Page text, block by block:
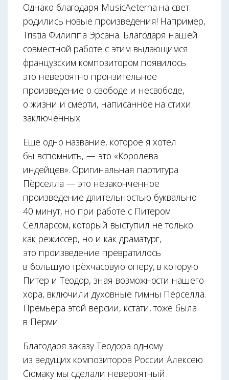
Однако благодаря MusicAeterna на свет
родились новые произведения! Например,
Tristia Филиппа Эрсана. Благодаря нашей
совместной работе с этим выдающимся
французским композитором появилось
это невероятно пронзительное
произведение о свободе и несвободе,
о жизни и смерти, написанное на стихи
заключённых.
Ещё одно название, которое я хотел
бы вспомнить, — это «Королева
индейцев». Оригинальная партитура
Пёрселла — это незаконченное
произведение длительностью буквально
40 минут, но при работе с Питером
Селларсом, который выступил не только
как режиссёр, но и как драматург,
это произведение превратилось
в большую трёхчасовую оперу, в которую
Питер и Теодор, зная возможности нашего
хора, включили духовные гимны Пёрселла.
Премьера этой версии, кстати, тоже была
в Перми.
Благодаря заказу Теодора одному
из ведущих композиторов России Алексею
Сюмаку мы сделали невероятный